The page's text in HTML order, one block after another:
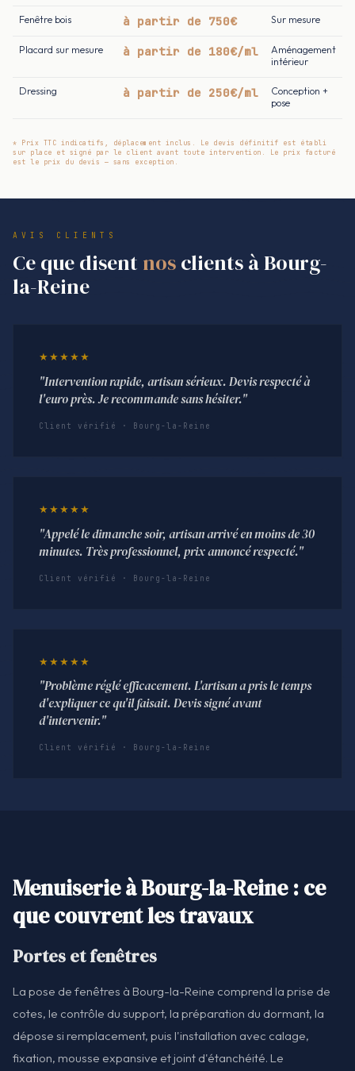
Fenêtre bois à partir de 750€ Sur mesure
Placard sur mesure à partir de 180€/ml
Aménagement
intérieur
Dressing à partir de 250€/ml
Conception +
pose
* Prix TTC indicatifs, déplacement inclus. Le devis définitif est établi
sur place et signé par le client avant toute intervention. Le prix facturé
est le prix du devis — sans exception.
AVIS CLIENTS
Ce que disent nosclients à Bourg-
la-Reine
★★★★★
"Intervention rapide, artisan sérieux. Devis respecté à
l'euro près. Je recommande sans hésiter."
Client vérifié · Bourg-la-Reine
★★★★★
"Appelé le dimanche soir, artisan arrivé en moins de 30
minutes. Très professionnel, prix annoncé respecté."
Client vérifié · Bourg-la-Reine
★★★★★
"Problème réglé efficacement. L'artisan a pris le temps
d'expliquer ce qu'il faisait. Devis signé avant
d'intervenir."
Client vérifié · Bourg-la-Reine
Menuiserie à Bourg-la-Reine : ce
que couvrent les travaux
Portes et fenêtres
La pose de fenêtres à Bourg-la-Reine comprend la prise de
cotes, le contrôle du support, la préparation du dormant, la
dépose si remplacement, puis l'installation avec calage,
fixation, mousse expansive et joint d'étanchéité. Le